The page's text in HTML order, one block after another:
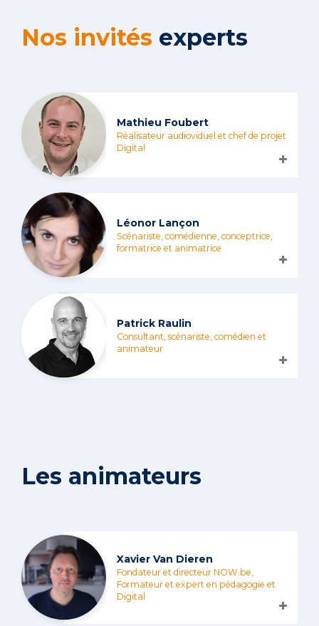
Nos invités experts
Mathieu Foubert
Réalisateur audioviduel et chef de projet
Digital
Léonor Lançon
Scénariste, comédienne, conceptrice,
formatrice et animatrice
Patrick Raulin
Consultant, scénariste, comédien et
animateur
Les animateurs
Xavier Van Dieren
Fondateur et directeur NOW.be,
Formateur et expert en pédagogie et
Digital